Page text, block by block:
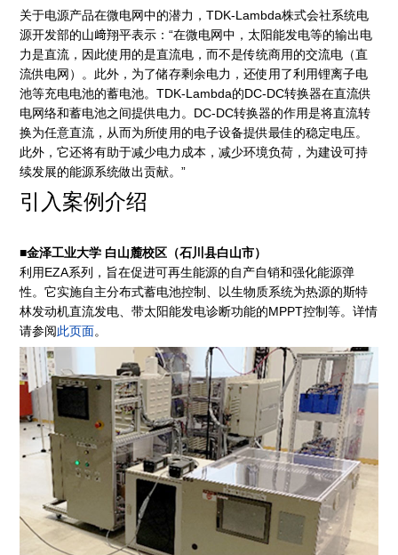
关于电源产品在微电网中的潜力，TDK-Lambda株式会社系统电
源开发部的山﨑翔平表示：“在微电网中，太阳能发电等的输出电
力是直流，因此使用的是直流电，而不是传统商用的交流电（直
流供电网）。此外，为了储存剩余电力，还使用了利用锂离子电
池等充电电池的蓄电池。TDK-Lambda的DC-DC转换器在直流供
电网络和蓄电池之间提供电力。DC-DC转换器的作用是将直流转
换为任意直流，从而为所使用的电子设备提供最佳的稳定电压。
此外，它还将有助于减少电力成本，减少环境负荷，为建设可持
续发展的能源系统做出贡献。”
引入案例介绍
■金泽工业大学 白山麓校区（石川县白山市）
利用EZA系列，旨在促进可再生能源的自产自销和强化能源弹
性。它实施自主分布式蓄电池控制、以生物质系统为热源的斯特
林发动机直流发电、带太阳能发电诊断功能的MPPT控制等。详情
请参阅此页面。